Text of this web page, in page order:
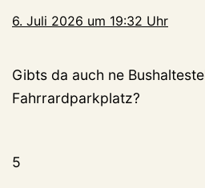
6. Juli 2026 um 19:32 Uhr
Gibts da auch ne
Fahrrardparkplatz?
5